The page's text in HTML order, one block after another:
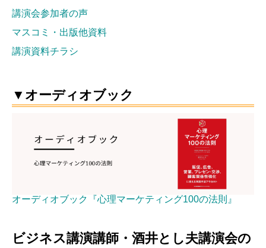
講演会参加者の声
マスコミ・出版他資料
講演資料チラシ
▼オーディオブック
オーディオブック『心理マーケティング100の法則』
ビジネス講演講師・酒井とし夫講演会の